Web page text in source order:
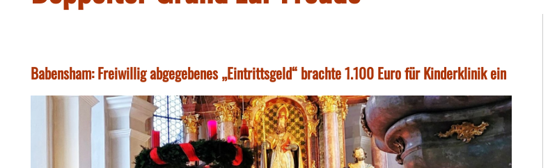
Babensham: Freiwillig abgegebenes „Eintrittsgeld“ brachte 1.100 Euro für Kinderklinik ein